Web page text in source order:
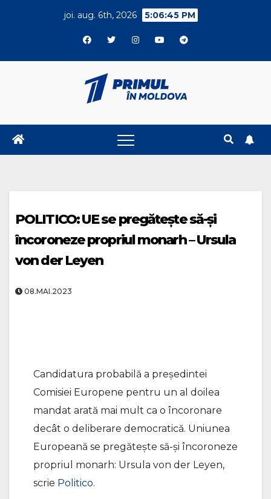
joi. aug. 6th, 2026 5:06:45 PM
POLITICO: UE se pregătește să-și
încoroneze propriul monarh – Ursula
von der Leyen
08.MAI.2023
Candidatura probabilă a președintei
Comisiei Europene pentru un al doilea
mandat arată mai mult ca o încoronare
decât o deliberare democratică. Uniunea
Europeană se pregătește să-și încoroneze
propriul monarh: Ursula von der Leyen,
scrie Politico.